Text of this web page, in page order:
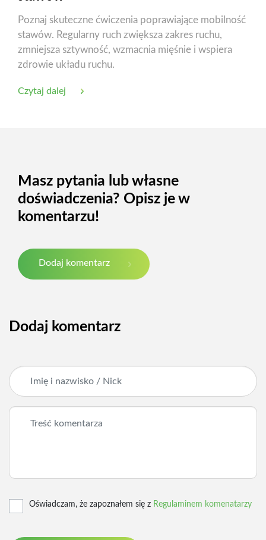
Poznaj skuteczne ćwiczenia poprawiające mobilność
stawów. Regularny ruch zwiększa zakres ruchu,
zmniejsza sztywność, wzmacnia mięśnie i wspiera
zdrowie układu ruchu.
Czytaj dalej
Masz pytania lub własne
doświadczenia? Opisz je w
komentarzu!
Dodaj komentarz
Dodaj komentarz
Oświadczam, że zapoznałem się z Regulaminem komenatarzy